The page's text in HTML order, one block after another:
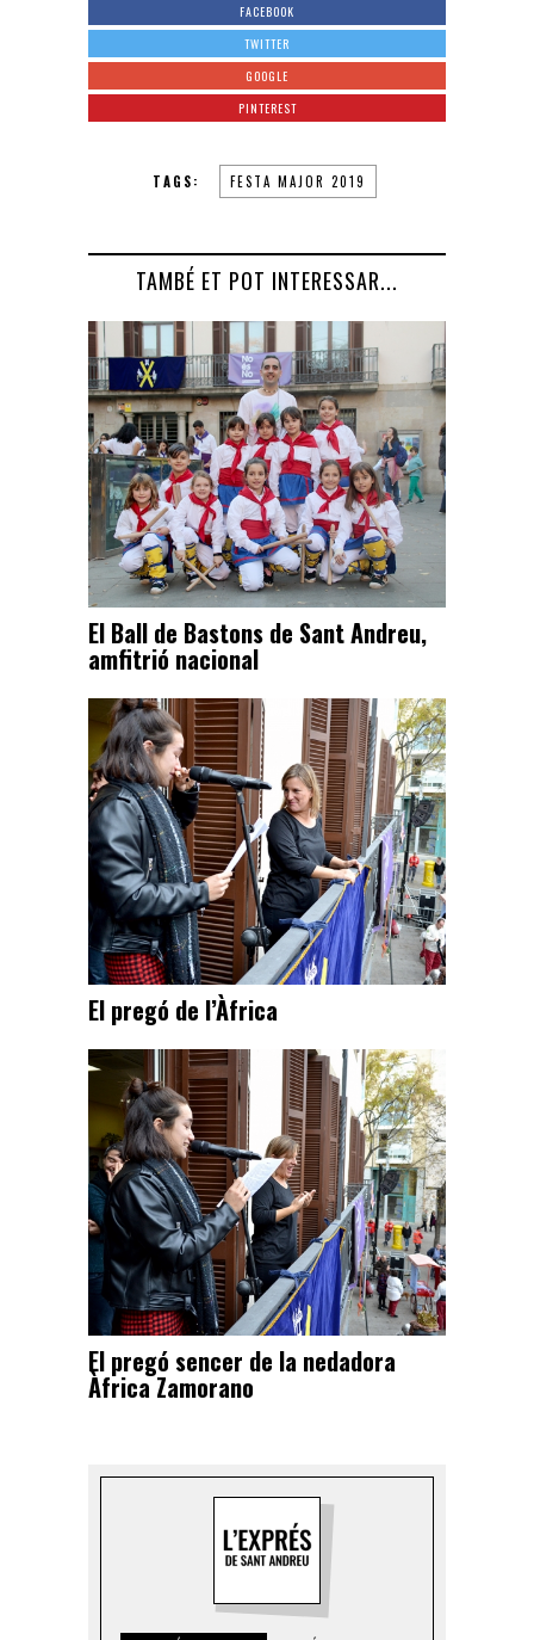
FACEBOOK
TWITTER
GOOGLE
PINTEREST
TAGS: FESTA MAJOR 2019
TAMBÉ ET POT INTERESSAR...
El Ball de Bastons de Sant Andreu,
amfitrió nacional
El pregó de l’Àfrica
El pregó sencer de la nedadora
Àfrica Zamorano